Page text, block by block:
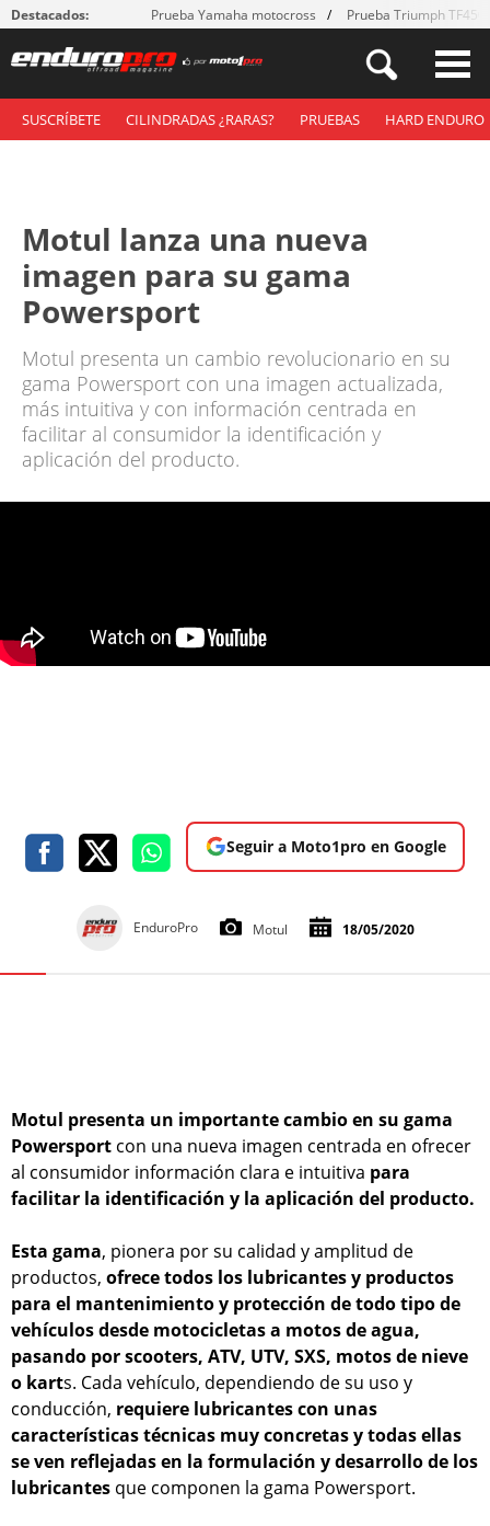
Destacados: Prueba Yamaha motocross Prueba Triumph
SUSCRÍBETE CILINDRADAS ¿RARAS? PRUEBAS HARD ENDURO
Motul lanza una nueva
imagen para su gama
Powersport
Motul presenta un cambio revolucionario en su
gama Powersport con una imagen actualizada,
más intuitiva y con información centrada en
facilitar al consumidor la identificación y
aplicación del producto.
Seguir a Moto1pro en Google
EnduroPro Motul 18/05/2020
Motul presenta un importante cambio en su gama
Powersport con una nueva imagen centrada en ofrecer
al consumidor información clara e intuitiva para
facilitar la identificación y la aplicación del producto.
Esta gama, pionera por su calidad y amplitud de
productos, ofrece todos los lubricantes y productos
para el mantenimiento y protección de todo tipo de
vehículos desde motocicletas a motos de agua,
pasando por scooters, ATV, UTV, SXS, motos de nieve
o karts. Cada vehículo, dependiendo de su uso y
conducción, requiere lubricantes con unas
características técnicas muy concretas y todas ellas
se ven reflejadas en la formulación y desarrollo de los
lubricantes que componen la gama Powersport.